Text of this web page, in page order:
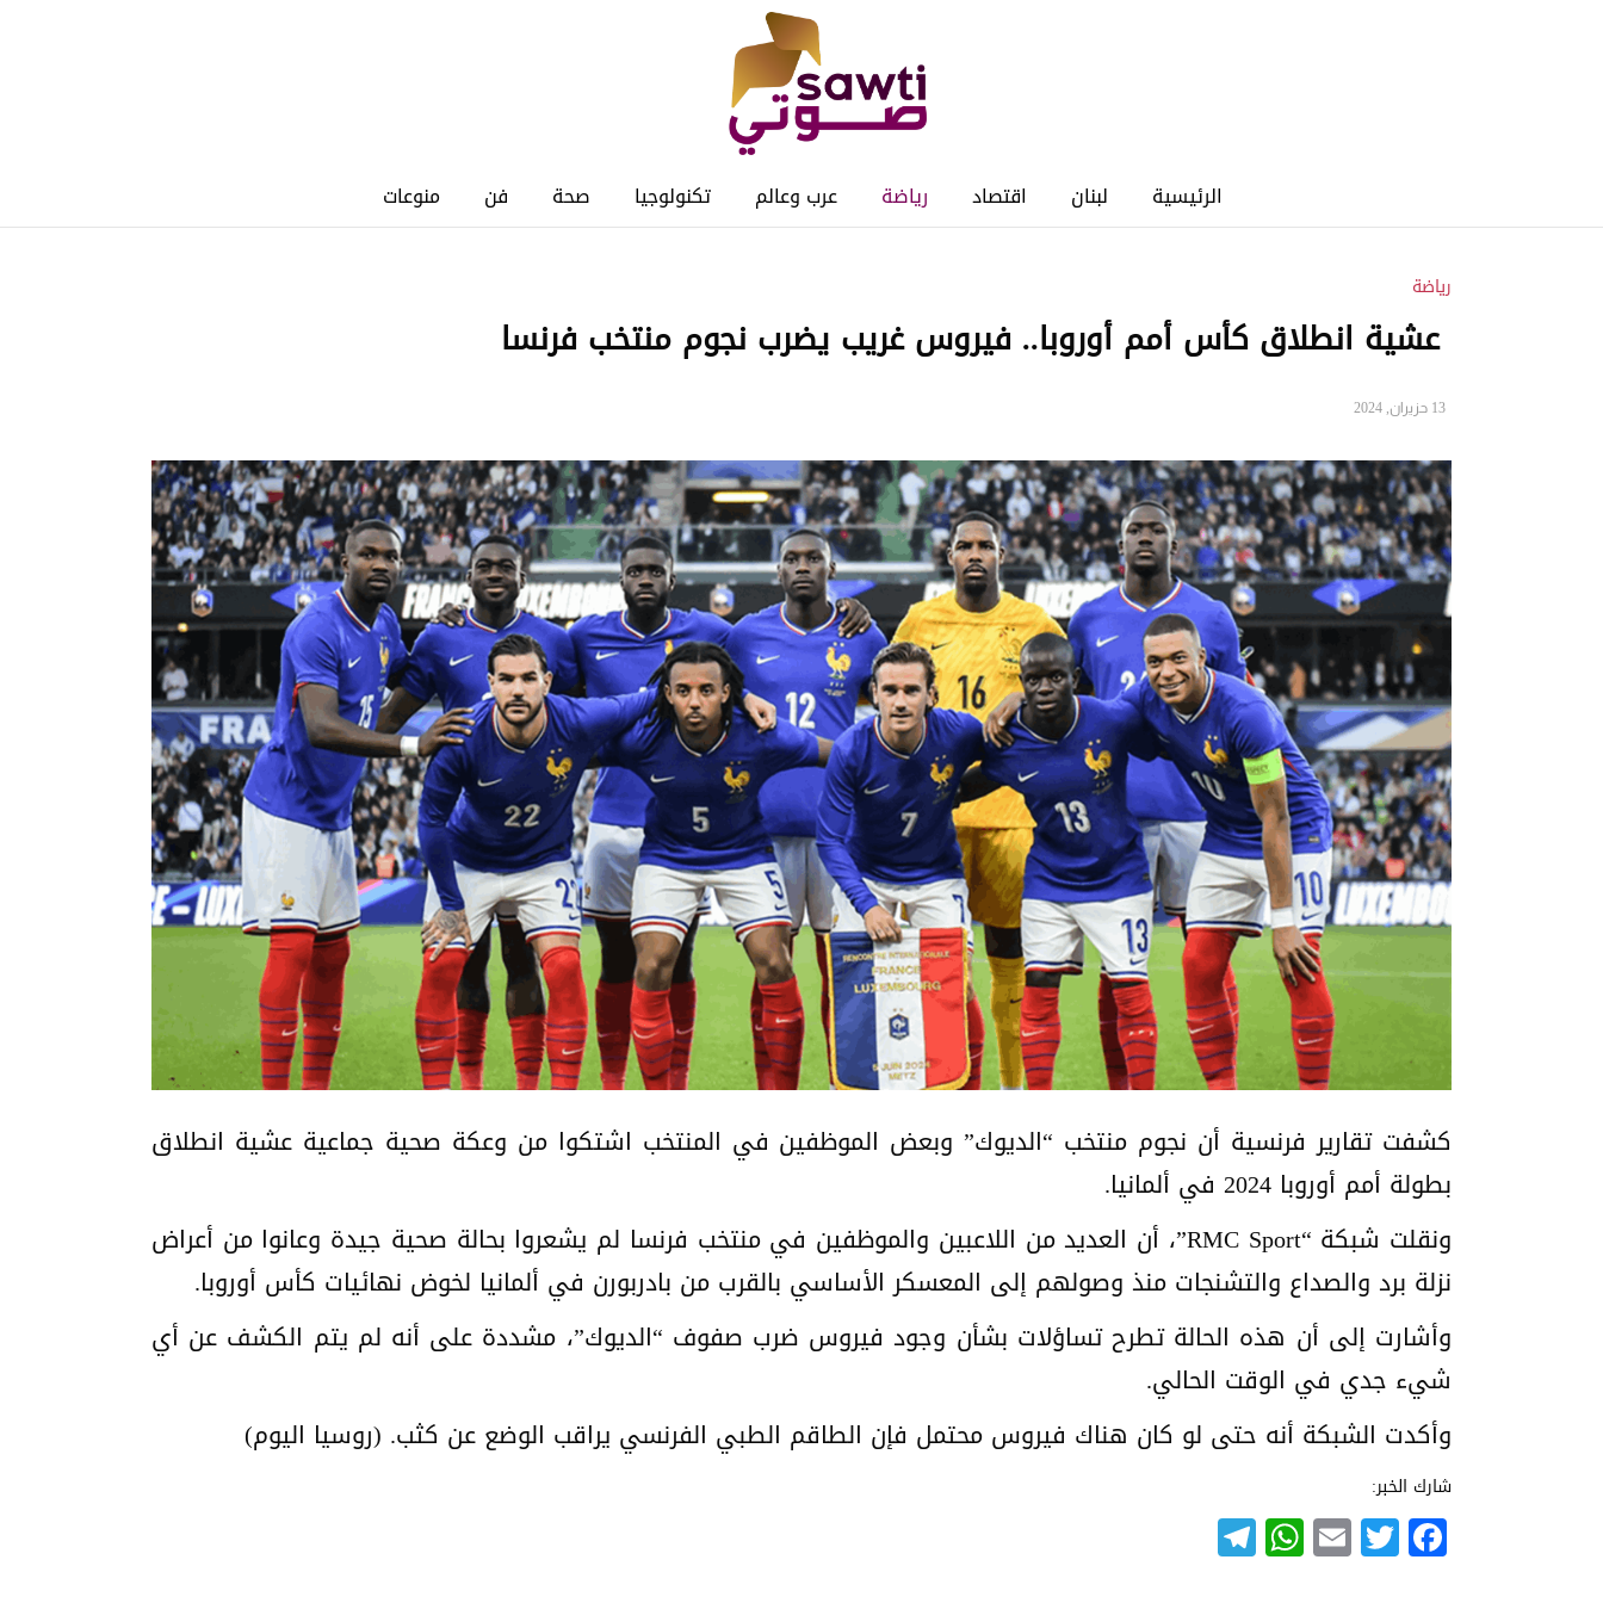
الرئيسية لبنان اقتصاد رياضة عرب وعالم تكنولوجيا صحة فن منوعات
رياضة
عشية انطلاق كأس أمم أوروبا.. فيروس غريب يضرب نجوم منتخب فرنسا
13 حزيران, 2024
كشفت تقارير فرنسية أن نجوم منتخب “الديوك” وبعض الموظفين في المنتخب اشتكوا من وعكة صحية جماعية عشية انطلاق
بطولة أمم أوروبا 2024 في ألمانيا.
ونقلت شبكة “RMC Sport”، أن العديد من اللاعبين والموظفين في منتخب فرنسا لم يشعروا بحالة صحية جيدة وعانوا من أعراض
نزلة برد والصداع والتشنجات منذ وصولهم إلى المعسكر الأساسي بالقرب من بادربورن في ألمانيا لخوض نهائيات كأس أوروبا.
وأشارت إلى أن هذه الحالة تطرح تساؤلات بشأن وجود فيروس ضرب صفوف “الديوك”، مشددة على أنه لم يتم الكشف عن أي
شيء جدي في الوقت الحالي.
وأكدت الشبكة أنه حتى لو كان هناك فيروس محتمل فإن الطاقم الطبي الفرنسي يراقب الوضع عن كثب. (روسيا اليوم)
شارك الخبر:
Facebook
Twitter
Email
WhatsApp